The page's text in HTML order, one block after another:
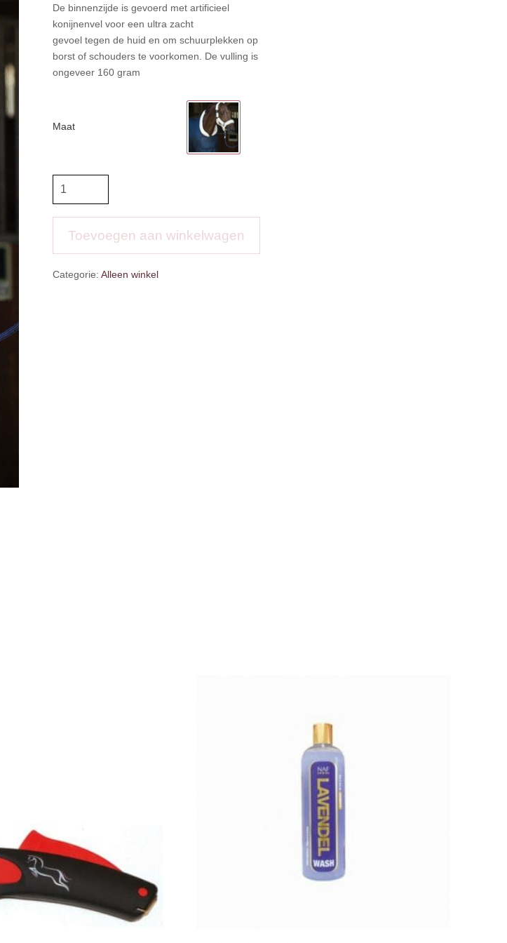
De binnenzijde is gevoerd met artificieel
konijnenvel voor een ultra zacht
gevoel tegen de huid en om schuurplekken op
borst of schouders te voorkomen. De vulling is
ongeveer 160 gram
Maat
steelblue
Toevoegen aan winkelwagen
Categorie: Alleen winkel